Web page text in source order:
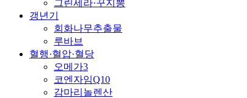
그린세라·꾸지뽕
갱년기
회화나무추출물
루바브
혈행·혈압·혈당
오메가3
코엔자임Q10
감마리놀렌산